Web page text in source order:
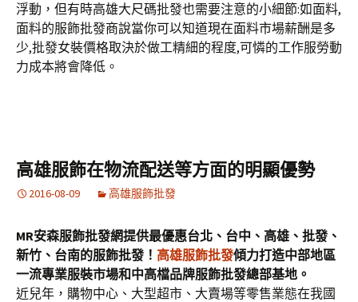
浮動，但有時高雄大尺碼批發也需要注意的小細節:如面料,
面料的服飾批發商說當你可以知道現在面料市場薪酬是多
少,批發女裝價格取決於做工精細的程度,可憐的工作服勞動
力成本將會降低。
高雄服飾在物流配送等方面的明顯優勢
2016-08-09 高雄服飾批發
MR安森服飾批發網提供最優惠台北、台中、高雄、批發、
新竹、台南的服飾批發！ 高雄服飾批發傾力打造中部地區
一流專業服裝市場和中高檔品牌服飾批發總部基地。
近兒年，購物中心、大型超市、大賣場等零售業態在我國